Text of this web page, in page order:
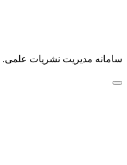
سامانه مدیریت نشریات علمی.